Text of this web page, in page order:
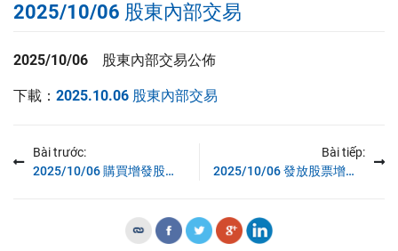
2025/10/06 股東內部交易
2025/10/06 股東內部交易公佈
下載： 2025.10.06 股東內部交易
Bài trước:
2025/10/06 購買增發股票權利
Bài tiếp:
2025/10/06 發放股票增長股資